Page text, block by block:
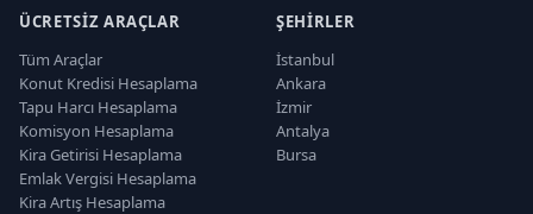
ÜCRETSIZ ARAÇLAR
Tüm Araçlar
Konut Kredisi Hesaplama
Tapu Harcı Hesaplama
Komisyon Hesaplama
Kira Getirisi Hesaplama
Emlak Vergisi Hesaplama
Kira Artış Hesaplama
ŞEHIRLER
İstanbul
Ankara
İzmir
Antalya
Bursa